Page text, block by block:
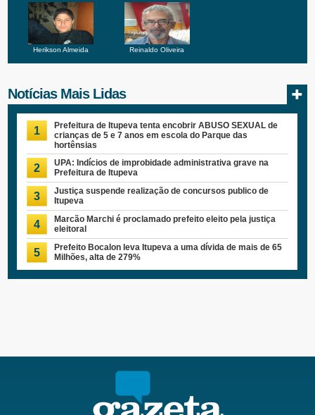
Herikson Almeida Reinaldo Oliveira
Notícias Mais Lidas
1
Prefeitura de Itupeva tenta encobrir ABUSO SEXUAL de
crianças de 5 e 7 anos em escola do Parque das
hortênsias
2
UPA: Indícios de improbidade administrativa grave na
Prefeitura de Itupeva
3
Justiça suspende realização de concursos publico de
Itupeva
4
Marcão Marchi é proclamado prefeito eleito pela justiça
eleitoral
5
Prefeito Bocalon leva Itupeva a uma dívida de mais de 65
Milhões, alta de 279%